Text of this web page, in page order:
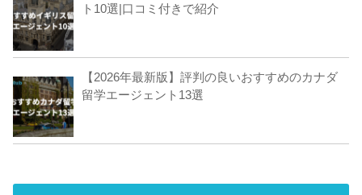
ト10選|口コミ付きで紹介
【2026年最新版】評判の良いおすすめのカナダ
留学エージェント13選